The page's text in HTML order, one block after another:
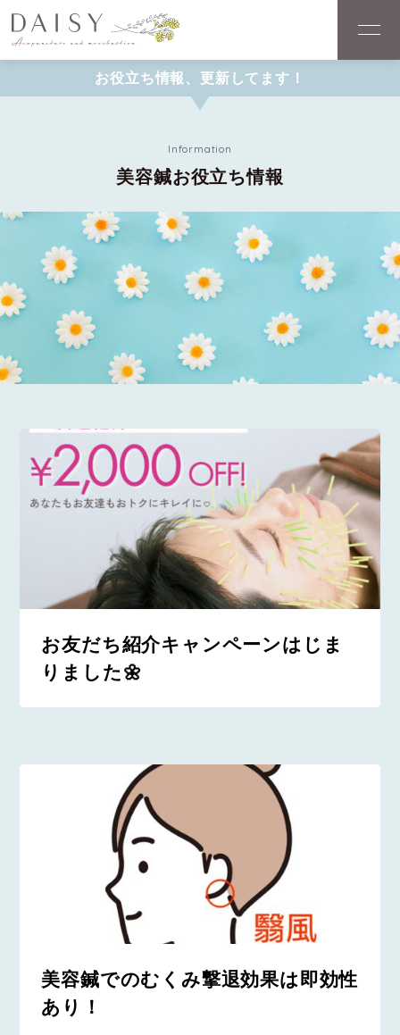
お役立ち情報、更新してます！
Information
美容鍼お役立ち情報
お友だち紹介キャンペーンはじま
りました🌼
美容鍼でのむくみ撃退効果は即効性
あり！